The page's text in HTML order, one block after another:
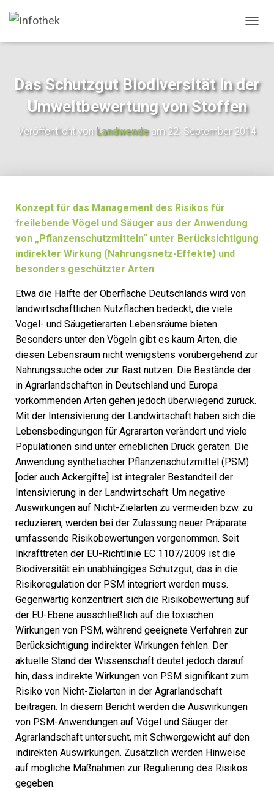
A
A
N
E
Das Schutzgut Biodiversität in der
Umweltbewertung von Stoffen
Veröffentlicht vonLandwendeam22. September 2014
Konzept für das Management des Risikos für
freilebende Vögel und Säuger aus der Anwendung
von „Pflanzenschutzmitteln“ unter Berücksichtigung
indirekter Wirkung (Nahrungsnetz-Effekte) und
besonders geschützter Arten
Etwa die Hälfte der Oberfläche Deutschlands wird von
landwirtschaftlichen Nutzflächen bedeckt, die viele
Vogel- und Säugetierarten Lebensräume bieten.
Besonders unter den Vögeln gibt es kaum Arten, die
diesen Lebensraum nicht wenigstens vorübergehend zur
Nahrungssuche oder zur Rast nutzen. Die Bestände der
in Agrarlandschaften in Deutschland und Europa
vorkommenden Arten gehen jedoch überwiegend zurück.
Mit der Intensivierung der Landwirtschaft haben sich die
Lebensbedingungen für Agrararten verändert und viele
Populationen sind unter erheblichen Druck geraten. Die
Anwendung synthetischer Pflanzenschutzmittel (PSM)
[oder auch Ackergifte] ist integraler Bestandteil der
Intensivierung in der Landwirtschaft. Um negative
Auswirkungen auf Nicht-Zielarten zu vermeiden bzw. zu
reduzieren, werden bei der Zulassung neuer Präparate
umfassende Risikobewertungen vorgenommen. Seit
Inkrafttreten der EU-Richtlinie EC 1107/2009 ist die
Biodiversität ein unabhängiges Schutzgut, das in die
Risikoregulation der PSM integriert werden muss.
Gegenwärtig konzentriert sich die Risikobewertung auf
der EU-Ebene ausschließlich auf die toxischen
Wirkungen von PSM, während geeignete Verfahren zur
Berücksichtigung indirekter Wirkungen fehlen. Der
aktuelle Stand der Wissenschaft deutet jedoch darauf
hin, dass indirekte Wirkungen von PSM signifikant zum
Risiko von Nicht-Zielarten in der Agrarlandschaft
beitragen. In diesem Bericht werden die Auswirkungen
von PSM-Anwendungen auf Vögel und Säuger der
Agrarlandschaft untersucht, mit Schwergewicht auf den
indirekten Auswirkungen. Zusätzlich werden Hinweise
auf mögliche Maßnahmen zur Regulierung des Risikos
gegeben.